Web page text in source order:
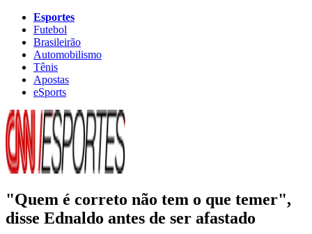
Esportes
Futebol
Brasileirão
Automobilismo
Tênis
Apostas
eSports
"Quem é correto não tem o que temer",
disse Ednaldo antes de ser afastado